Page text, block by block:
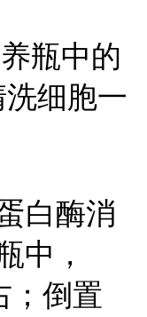
瓶中的
细胞一
白酶消
中，
；倒置